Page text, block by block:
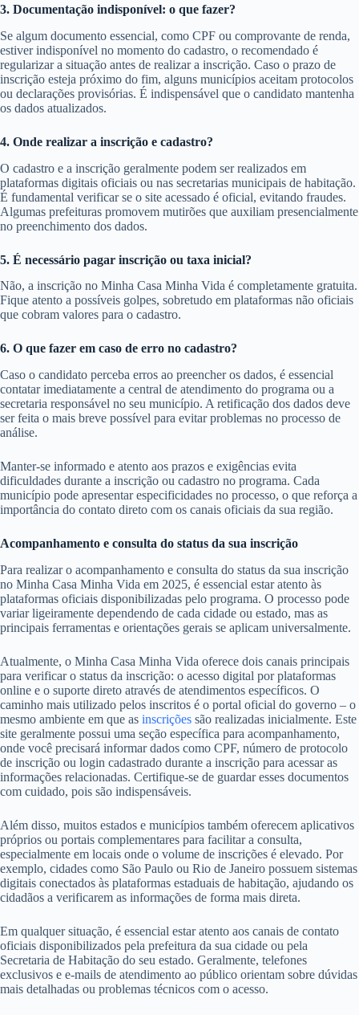
3. Documentação indisponível: o que fazer?
Se algum documento essencial, como CPF ou comprovante de renda,
estiver indisponível no momento do cadastro, o recomendado é
regularizar a situação antes de realizar a inscrição. Caso o prazo de
inscrição esteja próximo do fim, alguns municípios aceitam protocolos
ou declarações provisórias. É indispensável que o candidato mantenha
os dados atualizados.
4. Onde realizar a inscrição e cadastro?
O cadastro e a inscrição geralmente podem ser realizados em
plataformas digitais oficiais ou nas secretarias municipais de habitação.
É fundamental verificar se o site acessado é oficial, evitando fraudes.
Algumas prefeituras promovem mutirões que auxiliam presencialmente
no preenchimento dos dados.
5. É necessário pagar inscrição ou taxa inicial?
Não, a inscrição no Minha Casa Minha Vida é completamente gratuita.
Fique atento a possíveis golpes, sobretudo em plataformas não oficiais
que cobram valores para o cadastro.
6. O que fazer em caso de erro no cadastro?
Caso o candidato perceba erros ao preencher os dados, é essencial
contatar imediatamente a central de atendimento do programa ou a
secretaria responsável no seu município. A retificação dos dados deve
ser feita o mais breve possível para evitar problemas no processo de
análise.
Manter-se informado e atento aos prazos e exigências evita
dificuldades durante a inscrição ou cadastro no programa. Cada
município pode apresentar especificidades no processo, o que reforça a
importância do contato direto com os canais oficiais da sua região.
Acompanhamento e consulta do status da sua inscrição
Para realizar o acompanhamento e consulta do status da sua inscrição
no Minha Casa Minha Vida em 2025, é essencial estar atento às
plataformas oficiais disponibilizadas pelo programa. O processo pode
variar ligeiramente dependendo de cada cidade ou estado, mas as
principais ferramentas e orientações gerais se aplicam universalmente.
Atualmente, o Minha Casa Minha Vida oferece dois canais principais
para verificar o status da inscrição: o acesso digital por plataformas
online e o suporte direto através de atendimentos específicos. O
caminho mais utilizado pelos inscritos é o portal oficial do governo – o
mesmo ambiente em que as inscrições são realizadas inicialmente. Este
site geralmente possui uma seção específica para acompanhamento,
onde você precisará informar dados como CPF, número de protocolo
de inscrição ou login cadastrado durante a inscrição para acessar as
informações relacionadas. Certifique-se de guardar esses documentos
com cuidado, pois são indispensáveis.
Além disso, muitos estados e municípios também oferecem aplicativos
próprios ou portais complementares para facilitar a consulta,
especialmente em locais onde o volume de inscrições é elevado. Por
exemplo, cidades como São Paulo ou Rio de Janeiro possuem sistemas
digitais conectados às plataformas estaduais de habitação, ajudando os
cidadãos a verificarem as informações de forma mais direta.
Em qualquer situação, é essencial estar atento aos canais de contato
oficiais disponibilizados pela prefeitura da sua cidade ou pela
Secretaria de Habitação do seu estado. Geralmente, telefones
exclusivos e e-mails de atendimento ao público orientam sobre dúvidas
mais detalhadas ou problemas técnicos com o acesso.